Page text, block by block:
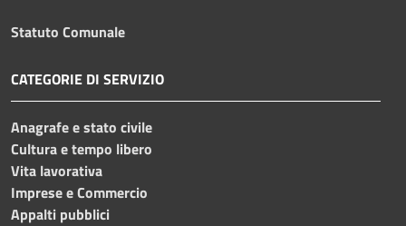
Statuto Comunale
CATEGORIE DI SERVIZIO
Anagrafe e stato civile
Cultura e tempo libero
Vita lavorativa
Imprese e Commercio
Appalti pubblici